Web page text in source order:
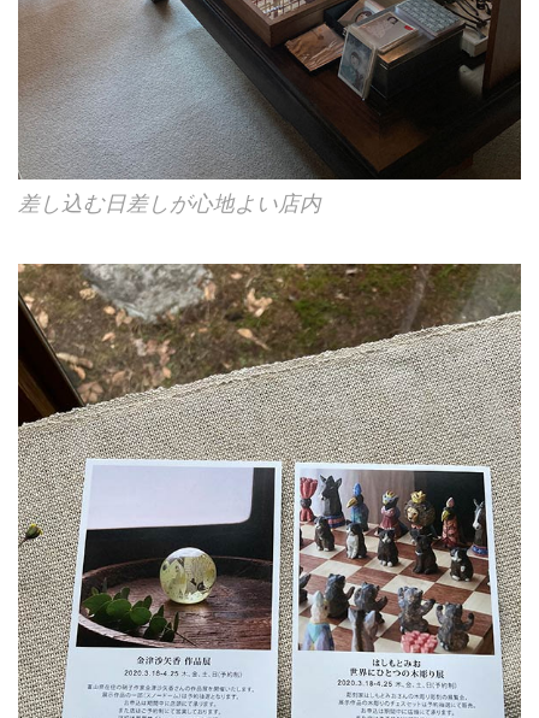
差し込む日差しが心地よい店内